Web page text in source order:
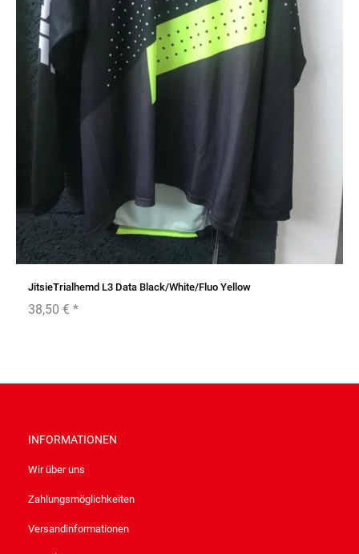
JitsieTrialhemd L3 Data Black/White/Fluo Yellow
38,50 € *
INFORMATIONEN
Wir über uns
Zahlungsmöglichkeiten
Versandinformationen